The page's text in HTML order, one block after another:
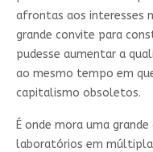
afrontas aos interesses
grande convite para
pudesse aumentar a
ao mesmo tempo em
capitalismo obsoletos.
É onde mora uma
laboratórios em